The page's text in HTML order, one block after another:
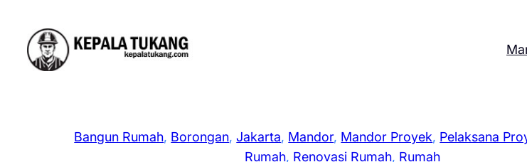
content
Bangun Rumah, Borongan, Jakarta, Mandor, Mandor Proyek, Pelaksana
Rumah, Renovasi Rumah, Rumah